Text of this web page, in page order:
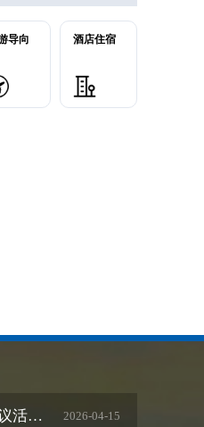
导向 酒店住宿
活动
2026-04-15